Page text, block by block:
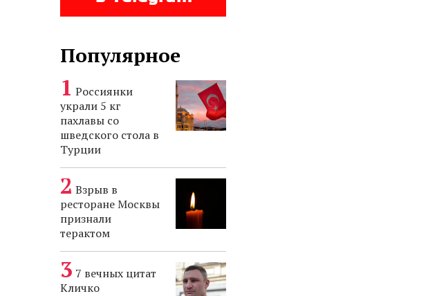
Популярное
Россиянки
украли 5 кг
пахлавы со
шведского стола в
Турции
Взрыв в
ресторане Москвы
признали
терактом
7 вечных цитат
Кличко